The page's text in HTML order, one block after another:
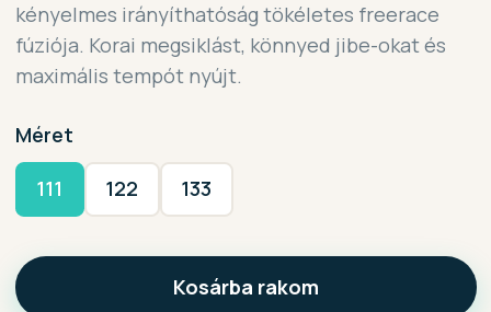
kényelmes irányíthatóság tökéletes freerace
fúziója. Korai megsiklást, könnyed jibe-okat és
maximális tempót nyújt.
Méret
111 122 133
Kosárba rakom